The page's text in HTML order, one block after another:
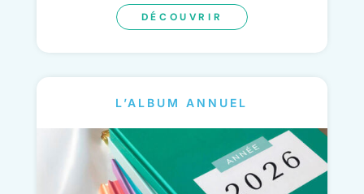
DÉCOUVRIR
L’ALBUM ANNUEL